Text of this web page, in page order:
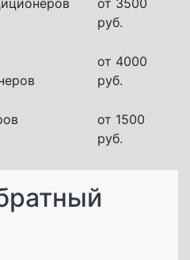
от 3500
руб.
от 4000
руб.
от 1500
руб.